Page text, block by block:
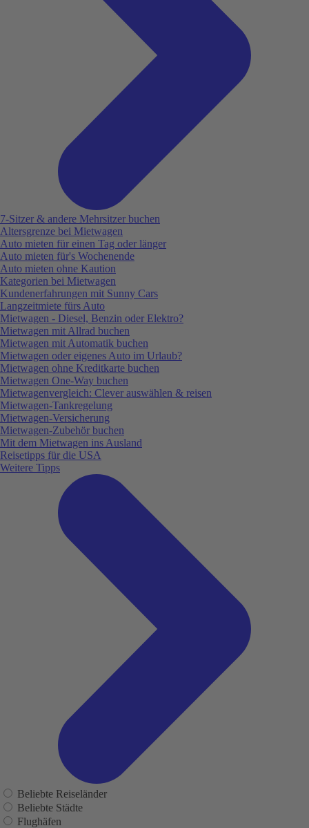
7-Sitzer & andere Mehrsitzer buchen
Altersgrenze bei Mietwagen
Auto mieten für einen Tag oder länger
Auto mieten für's Wochenende
Auto mieten ohne Kaution
Kategorien bei Mietwagen
Kundenerfahrungen mit Sunny Cars
Langzeitmiete fürs Auto
Mietwagen - Diesel, Benzin oder Elektro?
Mietwagen mit Allrad buchen
Mietwagen mit Automatik buchen
Mietwagen oder eigenes Auto im Urlaub?
Mietwagen ohne Kreditkarte buchen
Mietwagen One-Way buchen
Mietwagenvergleich: Clever auswählen & reisen
Mietwagen-Tankregelung
Mietwagen-Versicherung
Mietwagen-Zubehör buchen
Mit dem Mietwagen ins Ausland
Reisetipps für die USA
Weitere Tipps
Beliebte Reiseländer
Beliebte Städte
Flughäfen